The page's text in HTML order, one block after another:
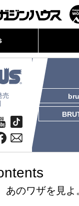
売
あのワザを見よ